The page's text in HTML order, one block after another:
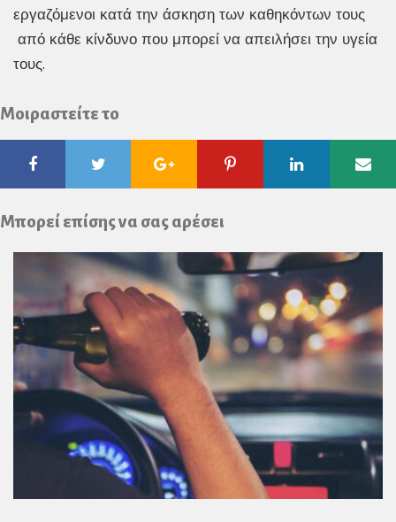
εργαζόμενοι κατά την άσκηση των καθηκόντων τους
από κάθε κίνδυνο που μπορεί να απειλήσει την υγεία
τους.
Μοιραστείτε το
FacebookTwitter Google
Plus
Pinterest Linkedin
Μπορεί επίσης να σας αρέσει